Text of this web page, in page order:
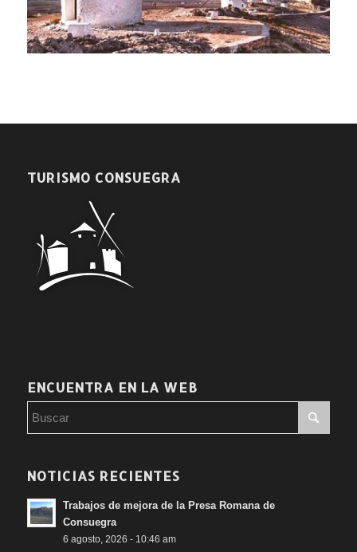
TURISMO CONSUEGRA
ENCUENTRA EN LA WEB
NOTICIAS RECIENTES
Trabajos de mejora de la Presa Romana de
Consuegra
6 agosto, 2026 - 10:46 am